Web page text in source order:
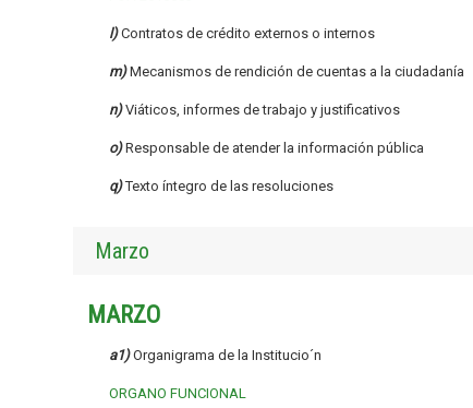
l) Contratos de crédito externos o internos
m)Mecanismos de rendición de cuentas a la ciudadanía
n)Viáticos, informes de trabajo y justificativos
o)Responsable de atender la información pública
q) Texto íntegro de las resoluciones
Marzo
MARZO
a1)Organigrama de la Institucio´n
ORGANO FUNCIONAL